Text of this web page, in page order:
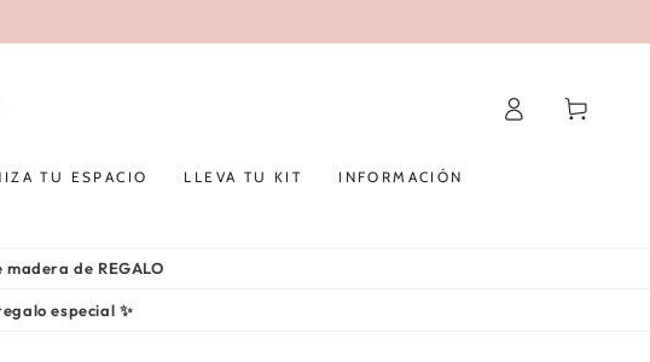
TU ESPACIO LLEVA TU KIT INFORMACIÓN
sesión
Carrito
de REGALO
especial ✨